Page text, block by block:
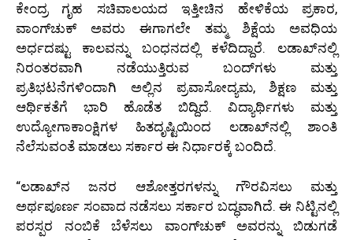
ಕೇಂದ್ರ ಗೃಹ ಸಚಿವಾಲಯದ ಇತ್ತೀಚಿನ ಹೇಳಿಕೆಯ ಪ್ರಕಾರ,
ವಾಂಗ್‌ಚುಕ್ ಅವರು ಈಗಾಗಲೇ ತಮ್ಮ ಶಿಕ್ಷೆಯ ಅವಧಿಯ
ಅರ್ಧದಷ್ಟು ಕಾಲವನ್ನು ಬಂಧನದಲ್ಲಿ ಕಳೆದಿದ್ದಾರೆ. ಲಡಾಖ್‌ನಲ್ಲಿ
ನಿರಂತರವಾಗಿ ನಡೆಯುತ್ತಿರುವ ಬಂದ್‌ಗಳು ಮತ್ತು
ಪ್ರತಿಭಟನೆಗಳಿಂದಾಗಿ ಅಲ್ಲಿನ ಪ್ರವಾಸೋದ್ಯಮ, ಶಿಕ್ಷಣ ಮತ್ತು
ಆರ್ಥಿಕತೆಗೆ ಭಾರಿ ಹೊಡೆತ ಬಿದ್ದಿದೆ. ವಿದ್ಯಾರ್ಥಿಗಳು ಮತ್ತು
ಉದ್ಯೋಗಾಕಾಂಕ್ಷಿಗಳ ಹಿತದೃಷ್ಟಿಯಿಂದ ಲಡಾಖ್‌ನಲ್ಲಿ ಶಾಂತಿ
ನೆಲೆಸುವಂತೆ ಮಾಡಲು ಸರ್ಕಾರ ಈ ನಿರ್ಧಾರಕ್ಕೆ ಬಂದಿದೆ.
“ಲಡಾಖ್‌ನ ಜನರ ಆಶೋತ್ತರಗಳನ್ನು ಗೌರವಿಸಲು ಮತ್ತು
ಅರ್ಥಪೂರ್ಣ ಸಂವಾದ ನಡೆಸಲು ಸರ್ಕಾರ ಬದ್ಧವಾಗಿದೆ. ಈ ನಿಟ್ಟಿನಲ್ಲಿ
ಪರಸ್ಪರ ನಂಬಿಕೆ ಬೆಳೆಸಲು ವಾಂಗ್‌ಚುಕ್ ಅವರನ್ನು ಬಿಡುಗಡೆ